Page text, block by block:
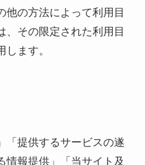
他の方法によって利用目
、その限定された利用目
ます。
「提供するサービスの遂
情報提供」「当サイト及